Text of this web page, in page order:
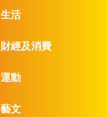
生活
財經及消費
運動
藝文